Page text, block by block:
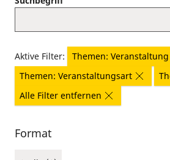
Aktive Filter:
Themen: Veranstaltung
Themen: Veranstaltungsart
Alle Filter entfernen
Format